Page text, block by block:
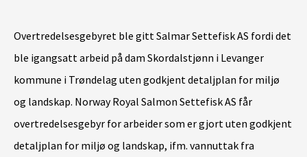
Overtredelsesgebyret ble gitt Salmar Settefisk AS fordi det
ble igangsatt arbeid på dam Skordalstjønn i Levanger
kommune i Trøndelag uten godkjent detaljplan for miljø
og landskap. Norway Royal Salmon Settefisk AS får
overtredelsesgebyr for arbeider som er gjort uten godkjent
detaljplan for miljø og landskap, ifm. vannuttak fra